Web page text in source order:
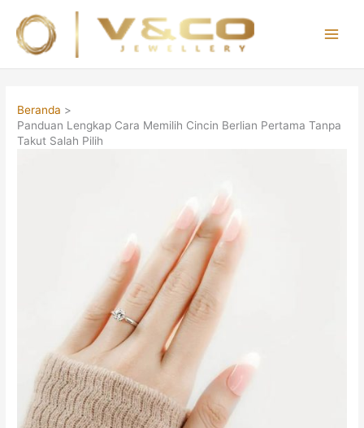
konten
Beranda
Panduan Lengkap Cara Memilih Cincin Berlian Pertama Tanpa
Takut Salah Pilih